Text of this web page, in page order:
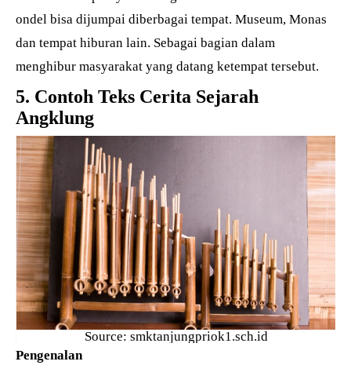
ondel bisa dijumpai diberbagai tempat. Museum, Monas
dan tempat hiburan lain. Sebagai bagian dalam
menghibur masyarakat yang datang ketempat tersebut.
5. Contoh Teks Cerita Sejarah
Angklung
Source: smktanjungpriok1.sch.id
Pengenalan